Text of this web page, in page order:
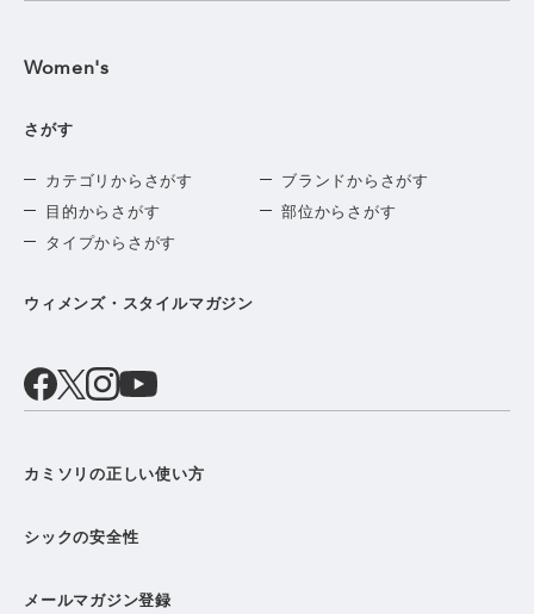
Women's
さがす
カテゴリからさがす
ブランドからさがす
目的からさがす
部位からさがす
タイプからさがす
ウィメンズ・スタイルマガジン
カミソリの正しい使い方
シックの安全性
メールマガジン登録